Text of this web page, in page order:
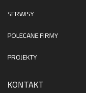
SERWISY
POLECANE FIRMY
PROJEKTY
KONTAKT